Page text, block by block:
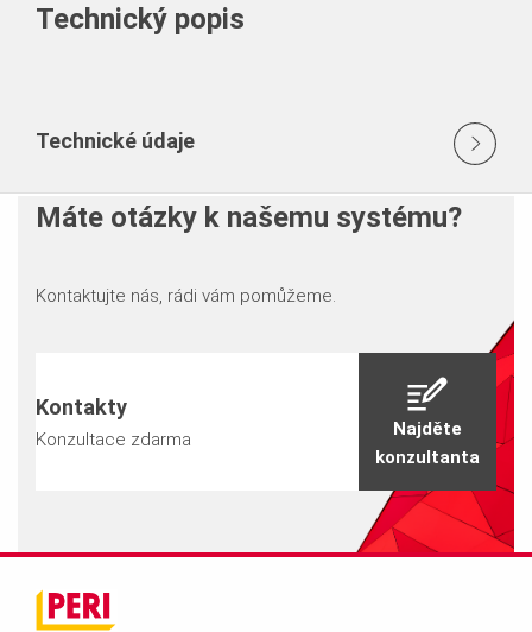
Technický popis
Technické údaje
Máte otázky k našemu systému?
Kontaktujte nás, rádi vám pomůžeme.
Kontakty
Konzultace zdarma
Najděte
konzultanta